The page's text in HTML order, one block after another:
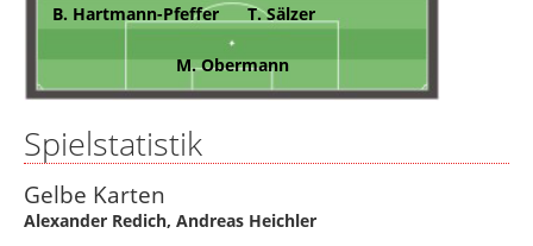
B. Hartmann-Pfeffer T. Sälzer
M. Obermann
Spielstatistik
Gelbe Karten
Alexander Redich, Andreas Heichler